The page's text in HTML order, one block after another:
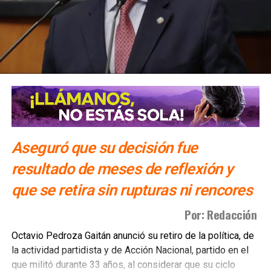
Iglesia enviará insumos a damnificados de la
Huasteca Potosina
Aseguró que su decisión fue
resultado de meses de reflexión y
que se retira sin rupturas ni rencores
Por: Redacción
Octavio Pedroza Gaitán anunció su retiro de la política, de
la actividad partidista y de Acción Nacional, partido en el
que militó durante 33 años, al considerar que su ciclo